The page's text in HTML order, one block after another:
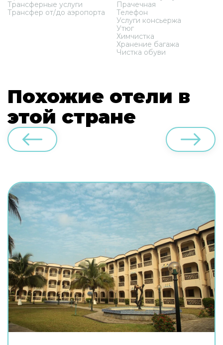
Трансферные услуги
Трансфер от/до аэропорта
Прачечная
Телефон
Услуги консьержа
Утюг
Химчистка
Хранение багажа
Чистка обуви
Похожие отели в
этой стране